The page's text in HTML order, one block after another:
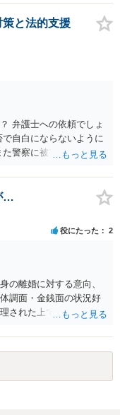
せつなもの（以下この
。）をした者は、婚姻
に処する。 第176条 1
行為又は事由により、
することが困難な状態
せつな行為をした者
年以下の拘禁刑に処す
と又はそれらの影響が
取だけでなく、「同意
ことが困難な状態」で
と法的支援
弁護士への依頼でしょ
自白にならないように
警察に被害届を出すと
う。
…
役にたった 2
の離婚に対する意向、
調面・金銭面の状況好
された上で、書面とし
す証拠の一つとして位
てお聞きになりたい場
い